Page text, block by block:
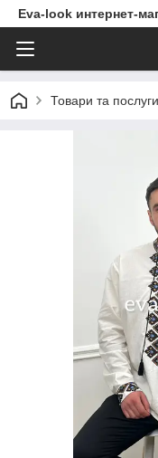
Eva-look интернет-
Товари та послуги